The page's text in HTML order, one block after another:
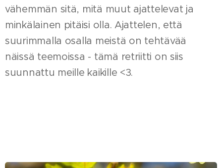
vähemmän sitä, mitä muut ajattelevat ja
minkälainen pitäisi olla. Ajattelen, että
suurimmalla osalla meistä on tehtävää
näissä teemoissa - tämä retriitti on siis
suunnattu meille kaikille <3.